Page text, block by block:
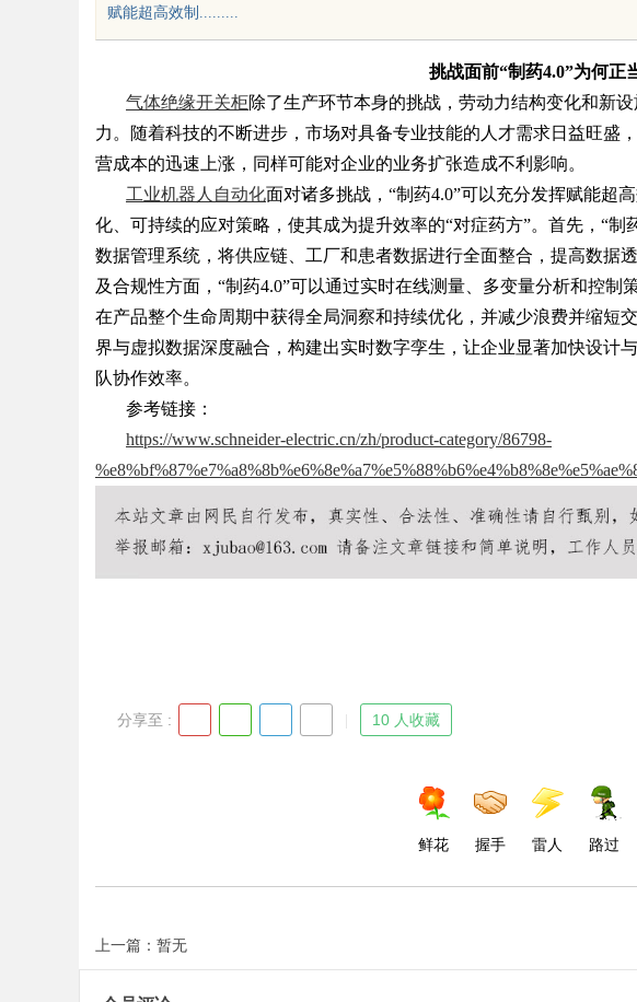
赋能超高效制.........
挑战面前“制药4.0”为何正
气体绝缘开关柜除了生产环节本身的挑战，劳动力结构变化和新
力。随着科技的不断进步，市场对具备专业技能的人才需求日益旺盛
营成本的迅速上涨，同样可能对企业的业务扩张造成不利影响。
工业机器人自动化面对诸多挑战， “制药4.0”可以充分发挥赋能超
化、可持续的应对策略，使其成为提升效率的“对症药方”。首先，“制
数据管理系统，将供应链、工厂和患者数据进行全面整合，提高数据
及合规性方面，“制药4.0”可以通过实时在线测量、多变量分析和控
在产品整个生命周期中获得全局洞察和持续优化，并减少浪费并缩短
界与虚拟数据深度融合，构建出实时数字孪生，让企业显著加快设计
队协作效率。
参考链接：
https://www.schneider-electric.cn/zh/product-category/86798-
分享至 : 10 人收藏
鲜花 握手 雷人 路过
上一篇：暂无
年工程验收趋严，反光路锥反光
花钱，ai却天天给他免费派单？